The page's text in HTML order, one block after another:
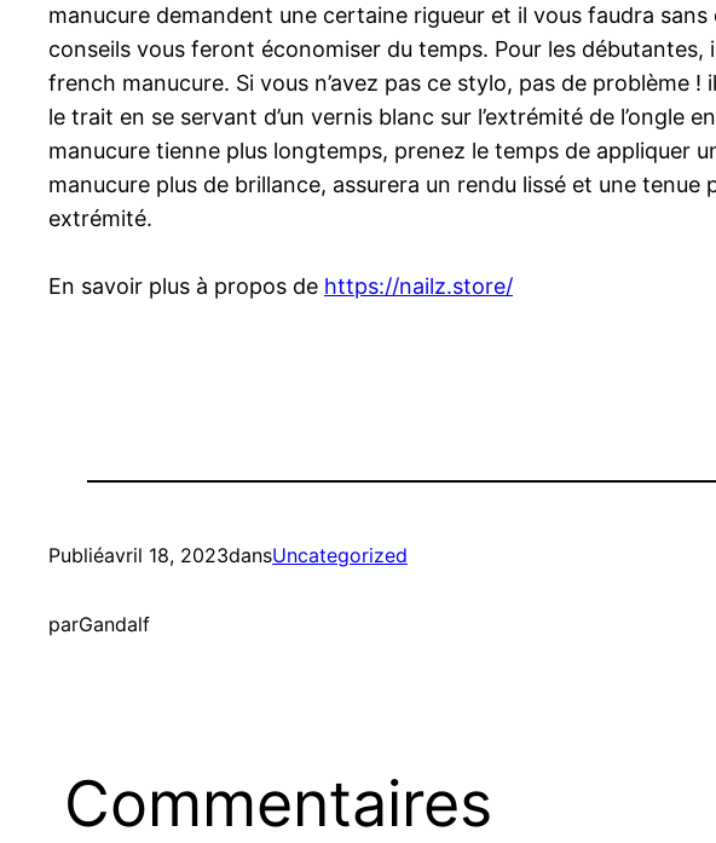
manucure demandent une certaine rigueur et il vous faudra
conseils vous feront économiser du temps. Pour les
french manucure. Si vous n’avez pas ce stylo, pas de problème
le trait en se servant d’un vernis blanc sur l’extrémité de l’ongle
manucure tienne plus longtemps, prenez le temps de
manucure plus de brillance, assurera un rendu lissé et une tenue
extrémité.
En savoir plus à propos de https://nailz.store/
Publiéavril 18, 2023dansUncategorized
parGandalf
Commentaires